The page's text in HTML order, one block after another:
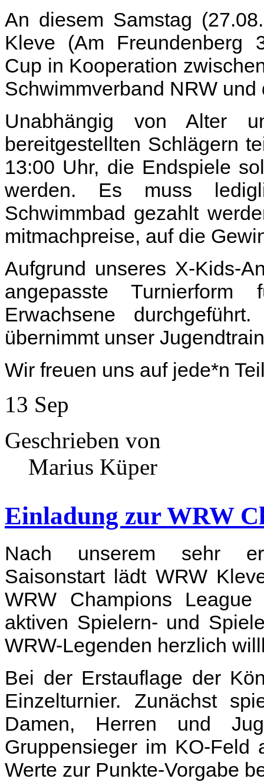
An diesem Samstag
Kleve (Am Freundenberg
Cup in Kooperation
Schwimmverband NRW
Unabhängig von Alter
bereitgestellten Schlägern
13:00 Uhr, die Endspiele
werden. Es muss
Schwimmbad gezahlt
mitmachpreise, auf die
Aufgrund unseres X-Kids-
angepasste
Erwachsene
übernimmt unser
Wir freuen uns auf jede*n
13 Sep
Geschrieben von
Marius Küper
Einladung zur WRW
Nach unserem sehr
Saisonstart lädt WRW
WRW Champions
aktiven Spielern- und
WRW-Legenden herzlich
Bei der Erstauflage der
Einzelturnier. Zunächst
Damen, Herren und
Gruppensieger im KO-Feld
Werte zur Punkte-Vorgabe